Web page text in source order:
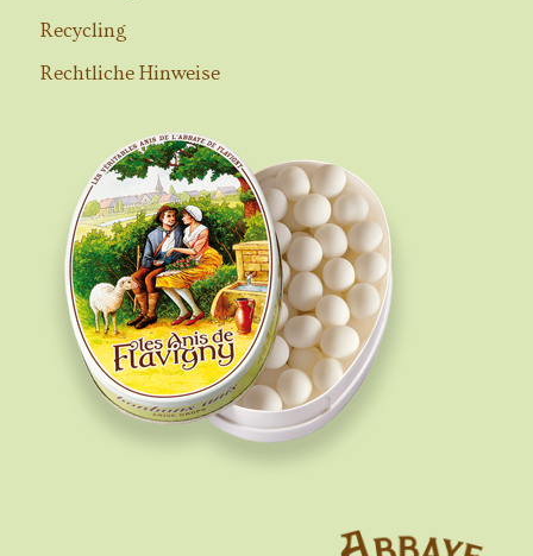
Recycling
Rechtliche Hinweise